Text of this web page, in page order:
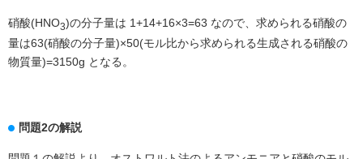
硝酸(HNO3)の分子量は 1+14+16×3=63 なので、求められる硝酸の
量は63(硝酸の分子量)×50(モル比から求められる生成される硝酸の
物質量)=3150g となる。
問題2の解説